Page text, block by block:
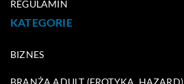
REGULAMIN
KATEGORIE
BIZNES
BRANŻA ADULT (EROTYKA, HAZARD)